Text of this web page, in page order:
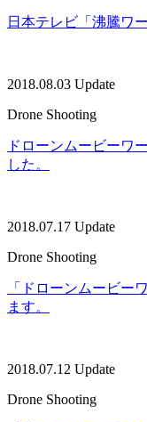
日本テレビ「沸騰ワ
2018.08.03 Update
Drone Shooting
ドローンムービーワ
した。
2018.07.17 Update
Drone Shooting
「ドローンムービー
ます。
2018.07.12 Update
Drone Shooting